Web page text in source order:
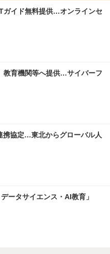
ガイド無料提供…オンラインセ
教育機関等へ提供…サイバーフ
携協定…東北からグローバル人
ータサイエンス・AI教育」